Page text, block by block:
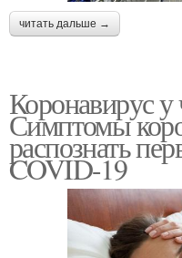
читать дальше →
Коронавирус у
Симптомы
распознать
COVID-19